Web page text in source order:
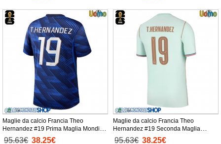
Maglie da calcio Francia Theo
Hernandez #19 Prima Maglia Mondiali
2026 Manica Corta
95.63€ 38.25€
Maglie da calcio Francia Theo
Hernandez #19 Seconda Maglia
Mondiali 2026 Manica Corta
95.63€ 38.25€